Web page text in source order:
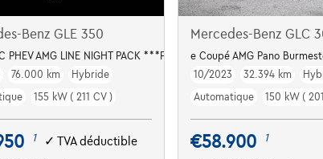
Benz GLE 350
PHEV AMG LINE NIGHT PACK ***FULL OPTION / VAT
76.000 km
Hybride
155 kW ( 211 CV )
1 ✓TVA déductible
Mercedes-Benz GLC
e Coupé AMG Pano
10/2023
32.394 km
Automatique
150 kW (
€58.900 1